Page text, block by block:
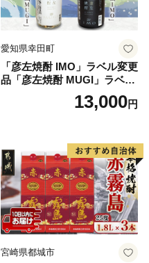
愛知県幸田町
「彦左焼酎 IMO」ラベル変更
品「彦左焼酎 MUGI」ラベル
変更品 飲み比べ セット 合計
2本 720ml×各1本 25度 焼酎
13,000円
宮崎県都城市